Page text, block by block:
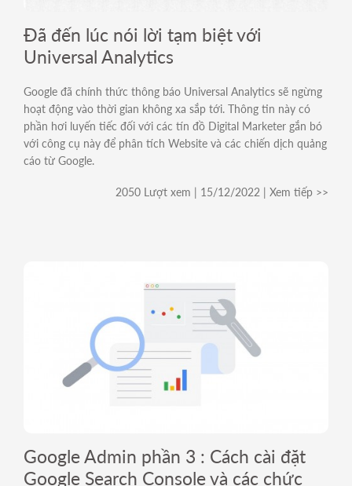
Đã đến lúc nói lời tạm biệt với
Universal Analytics
Google đã chính thức thông báo Universal Analytics sẽ ngừng
hoạt động vào thời gian không xa sắp tới. Thông tin này có
phần hơi luyến tiếc đối với các tín đồ Digital Marketer gắn bó
với công cụ này để phân tích Website và các chiến dịch quảng
cáo từ Google.
2050 Lượt xem | 15/12/2022 | Xem tiếp >>
Google Admin phần 3 : Cách cài đặt
Google Search Console và các chức